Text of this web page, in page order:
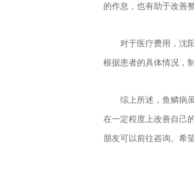
的作息，也有助于改善
对于医疗费用，沈
根据患者的具体情况，
综上所述，鱼鳞病
在一定程度上改善自己
朋友可以前往咨询。希